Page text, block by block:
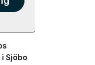
Sjöbo